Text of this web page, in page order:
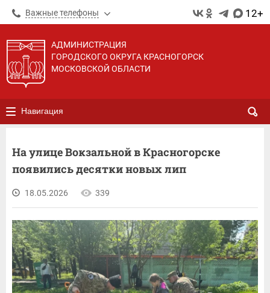
Важные телефоны 12+
АДМИНИСТРАЦИЯ
ГОРОДСКОГО ОКРУГА КРАСНОГОРСК
МОСКОВСКОЙ ОБЛАСТИ
Навигация
На улице Вокзальной в Красногорске
появились десятки новых лип
18.05.2026 339